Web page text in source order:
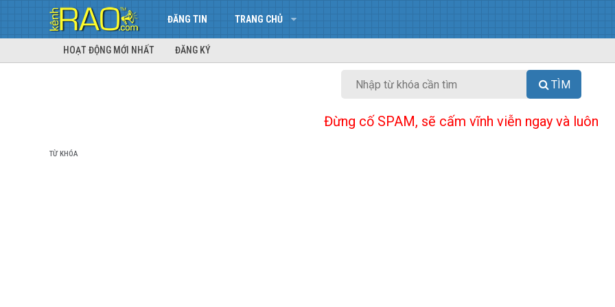
ĐĂNG TIN TRANG CHỦ
HOẠT ĐỘNG MỚI NHẤT ĐĂNG KÝ
TÌM
Đừng cố SPAM, sẽ cấm vĩnh viễn ngay và luôn
TỪ KHÓA